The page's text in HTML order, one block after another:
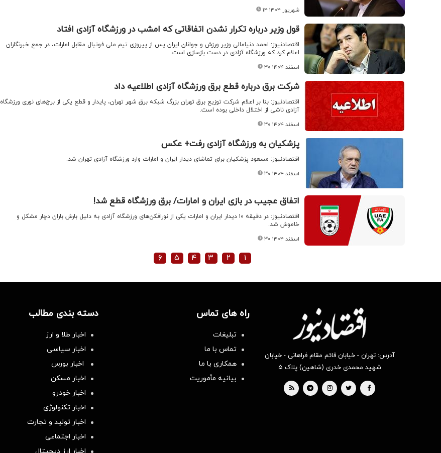
۱۴ شهریور ۱۴۰۴
قول وزیر درباره تکرار نشدن اتفاقاتی که امشب در ورزشگاه آزادی افتاد
اقتصادنیوز: احمد دنیامالی وزیر ورزش و جوانان ایران پس از پیروزی تیم ملی فوتبال مقابل امارات، در جمع خبرنگاران
اعلام کرد که ورزشگاه آزادی در دست بازسازی است.
۳۰ اسفند ۱۴۰۴
شرکت برق درباره قطع برق ورزشگاه آزادی اطلاعیه داد
اقتصادنیوز: بنا بر اعلام شرکت توزیع برق تهران بزرگ شبکه برق شهر تهران، پایدار و قطع یکی از برج‌های نوری ورزشگاه
آزادی ناشی از اختلال داخلی بوده است.
۳۰ اسفند ۱۴۰۴
پزشکیان به ورزشگاه آزادی رفت+ عکس
اقتصادنیوز: مسعود پزشکیان برای تماشای دیدار ایران و امارات وارد ورزشگاه آزادی تهران شد.
۳۰ اسفند ۱۴۰۴
اتفاق عجیب در بازی ایران و امارات/ برق ورزشگاه قطع شد!
اقتصادنیوز: در دقیقه ۱۰ دیدار ایران و امارات یکی از نورافکن‌های ورزشگاه آزادی به دلیل بارش باران دچار مشکل و
خاموش شد.
۳۰ اسفند ۱۴۰۴
۱ ۲ ۳ ۴ ۵ ۶
آدرس: تهران - خیابان قائم مقام فراهانی - خیابان
شهید محمدی خدری (شاهین) پلاک ۵
راه های تماس
تبلیغات
تماس با ما
همکاری با ما
بیانیه مأموریت
دسته بندی مطالب
اخبار طلا و ارز
اخبار سیاسی
اخبار بورس
اخبار مسکن
اخبار خودرو
اخبار تکنولوژی
اخبار تولید و تجارت
اخبار اجتماعی